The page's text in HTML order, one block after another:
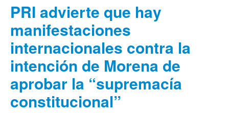
PRI advierte que hay
manifestaciones
internacionales contra la
intención de Morena de
aprobar la “supremacía
constitucional”